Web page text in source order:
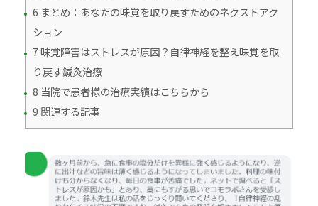
6 まとめ：あなたの味覚を取り戻すためのネクストアク
ション
7 味覚障害はストレスが原因？自律神経を整え味覚を取
り戻す鍼灸治療
8 当院で患者様の治療実績はこちらから
9 関連する記事